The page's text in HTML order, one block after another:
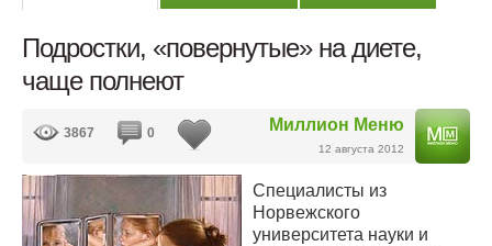
Подростки, «повернутые» на диете,
чаще полнеют
Миллион Меню
12 августа 2012
3867 0
Специалисты из
Норвежского
университета науки и